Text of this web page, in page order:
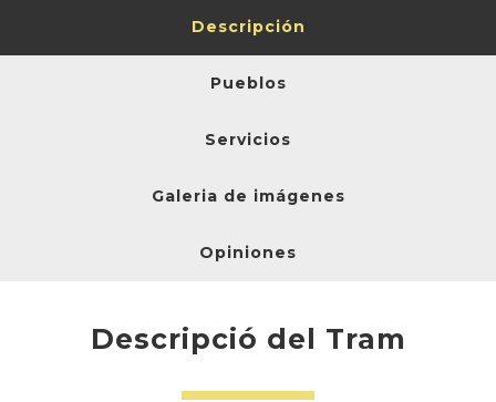
Descripción
Pueblos
Servicios
Galeria de imágenes
Opiniones
Descripció del Tram